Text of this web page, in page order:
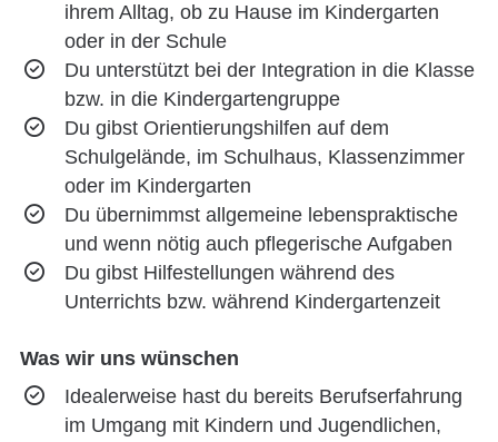
ihrem Alltag, ob zu Hause im Kindergarten
oder in der Schule
Du unterstützt bei der Integration in die Klasse
bzw. in die Kindergartengruppe
Du gibst Orientierungshilfen auf dem
Schulgelände, im Schulhaus, Klassenzimmer
oder im Kindergarten
Du übernimmst allgemeine lebenspraktische
und wenn nötig auch pflegerische Aufgaben
Du gibst Hilfestellungen während des
Unterrichts bzw. während Kindergartenzeit
Was wir uns wünschen
Idealerweise hast du bereits Berufserfahrung
im Umgang mit Kindern und Jugendlichen,